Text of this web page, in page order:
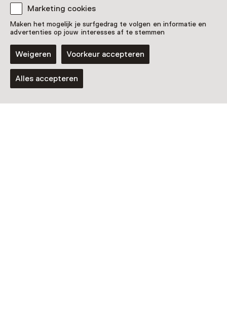
Marketing cookies
Maken het mogelijk je surfgedrag te volgen en informatie en
advertenties op jouw interesses af te stemmen
Weigeren Voorkeur accepteren
Alles accepteren
Vandaag open van 11:00 tot 17:00 uur
Nog meer ontdekken